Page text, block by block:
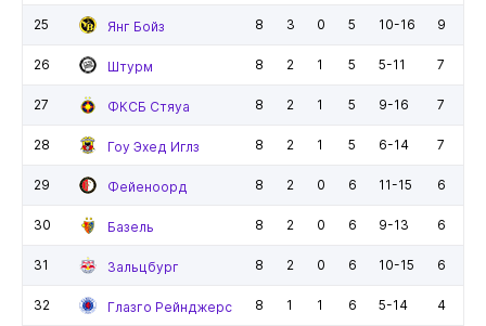
25 Янг Бойз 8 3 0 5 10-16 9
26 Штурм 8 2 1 5 5-11 7
27 ФКСБ Стяуа 8 2 1 5 9-16 7
28 Гоу Эхед Иглз 8 2 1 5 6-14 7
29 Фейеноорд 8 2 0 6 11-15 6
30 Базель 8 2 0 6 9-13 6
31 Зальцбург 8 2 0 6 10-15 6
32 Глазго Рейнджерс 8 1 1 6 5-14 4